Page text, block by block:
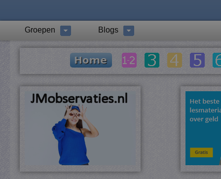
Groepen Blogs